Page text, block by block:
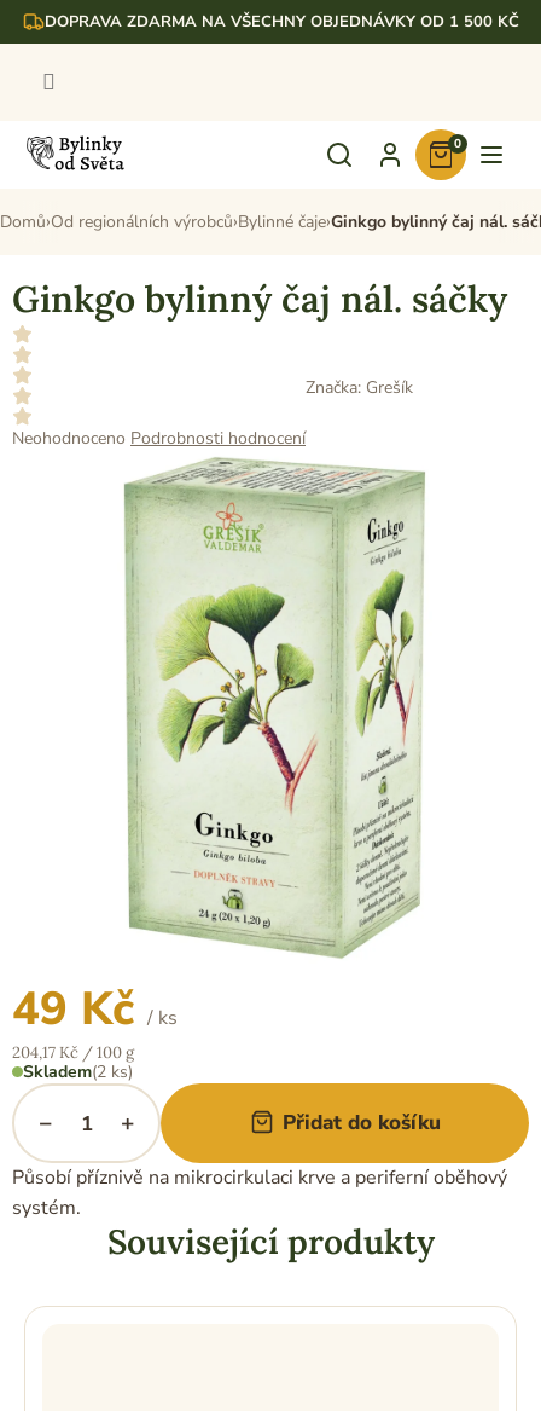
Přejít DOPRAVA ZDARMA NA VŠECHNY OBJEDNÁVKY OD 1 500 KČ
Nákupní
košík
0
Domů Od regionálních výrobců Bylinné čaje Ginkgo bylinný čaj nál.
Ginkgo bylinný čaj nál. sáčky
Průměrné
Neohodnoceno Podrobnosti hodnocení
Značka: Grešík
49 Kč / ks
Měrná
cena:
204,17 Kč / 100 g
Skladem(2 ks)
+
− Přidat do košíku
Působí příznivě na mikrocirkulaci krve a periferní oběhový
systém.
Související produkty